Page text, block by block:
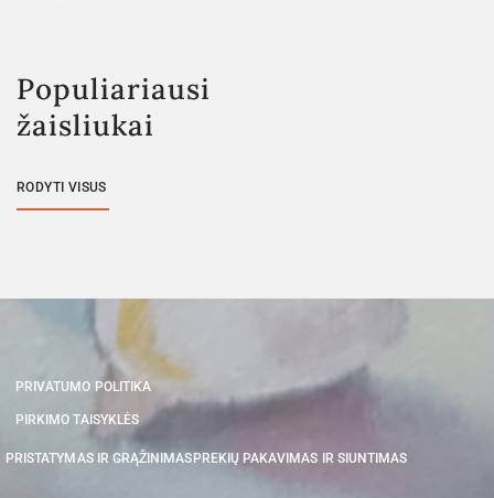
Populiariausi
žaisliukai
RODYTI VISUS
PRIVATUMO POLITIKA
PIRKIMO TAISYKLĖS
PRISTATYMAS IR GRĄŽINIMAS PREKIŲ PAKAVIMAS IR SIUNTIMAS